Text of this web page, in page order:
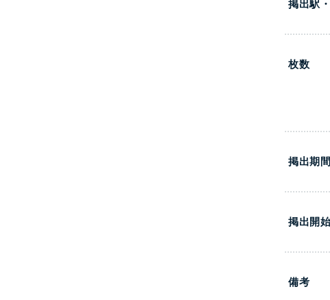
掲出駅
枚数
掲出期間
掲出開
備考